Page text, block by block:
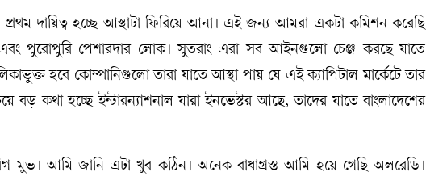
প্রথম দায়িত্ব হচ্ছে আস্থাটা ফিরিয়ে আনা। এই জন্য আমরা একটা কমিশন করেছি
এবং পুরোপুরি পেশারদার লোক। সুতরাং এরা সব আইনগুলো চেঞ্জ করছে যাতে
হবে কোম্পানিগুলো তারা যাতে আস্থা পায় যে এই ক্যাপিটাল মার্কেটে তার
বড় কথা হচ্ছে ইন্টারন্যাশনাল যারা ইনভেস্টর আছে, তাদের যাতে বাংলাদেশের
আমি জানি এটা খুব কঠিন। অনেক বাধাগ্রস্ত আমি হয়ে গেছি অলরেডি।